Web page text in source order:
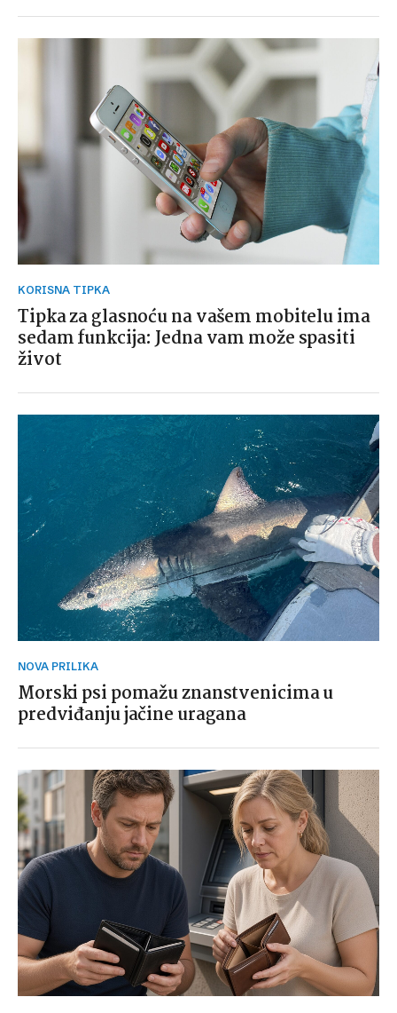
KORISNA TIPKA
Tipka za glasnoću na vašem mobitelu ima
sedam funkcija: Jedna vam može spasiti
život
NOVA PRILIKA
Morski psi pomažu znanstvenicima u
predviđanju jačine uragana